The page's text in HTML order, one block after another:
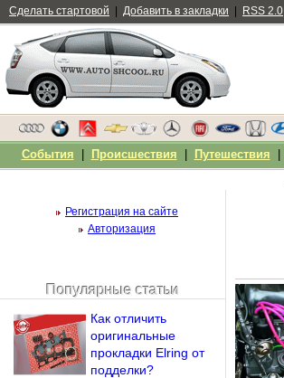
Регистрация на сайте
Авторизация
Напомнить пароль?
Популярные статьи
Как отличить
оригинальные
прокладки Elring от
подделки?
Сделать стартовой Добавить в закладки RSS 2.0
События Происшествия Путешествия